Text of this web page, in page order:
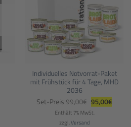
Individuelles Notvorrat-Paket
mit Frühstück für 4 Tage, MHD
2036
Set-Preis 99,00€ Preis
war:
95,00€Preis
Enthält 7% MwSt.
zzgl.Versand